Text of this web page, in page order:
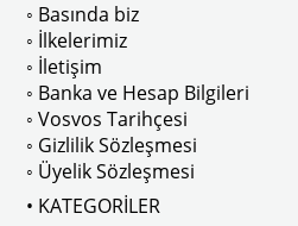
: AC711500 / 80500
◦ Basında biz
◦ İlkelerimiz
◦ İletişim
◦ Banka ve Hesap Bilgileri
◦ Vosvos Tarihçesi
◦ Gizlilik Sözleşmesi
◦ Üyelik Sözleşmesi
• KATEGORİLER